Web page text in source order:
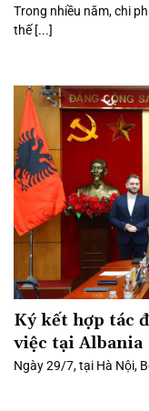
Trong nhiều năm, chi
thế [...]
Ký kết hợp tác
việc tại Albania
Ngày 29/7, tại Hà Nội,